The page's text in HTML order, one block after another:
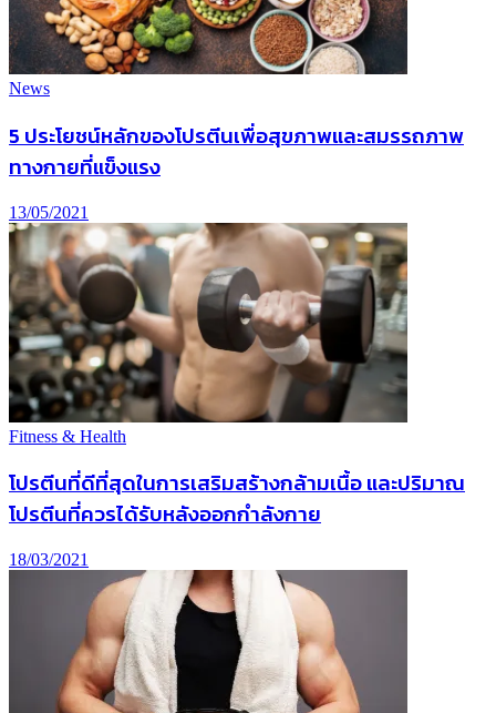
News
5 ประโยชน์หลักของโปรตีนเพื่อสุขภาพและสมรรถภาพ
ทางกายที่แข็งแรง
13/05/2021
Fitness & Health
โปรตีนที่ดีที่สุดในการเสริมสร้างกล้ามเนื้อ และปริมาณ
โปรตีนที่ควรได้รับหลังออกกำลังกาย
18/03/2021